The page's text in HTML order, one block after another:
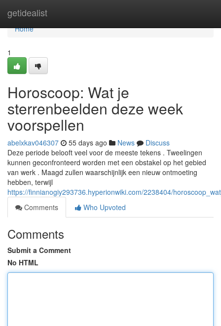
getidealist
Home
Home
1
Horoscoop: Wat je
sterrenbeelden deze week
voorspellen
abelxkav046307 55 days ago News
Discuss
Deze periode belooft veel voor de meeste tekens . Tweelingen
kunnen geconfronteerd worden met een obstakel op het gebied
van werk . Maagd zullen waarschijnlijk een nieuw ontmoeting
hebben, terwijl
https://finnianogiy293736.hyperionwiki.com/2238404/
Comments
Who Upvoted
Comments
Submit a Comment
No HTML